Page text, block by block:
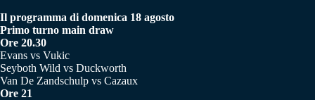
Il programma di domenica 18 agosto
Primo turno main draw
Ore 20.30
Evans vs Vukic
Seyboth Wild vs Duckworth
Van De Zandschulp vs Cazaux
Ore 21